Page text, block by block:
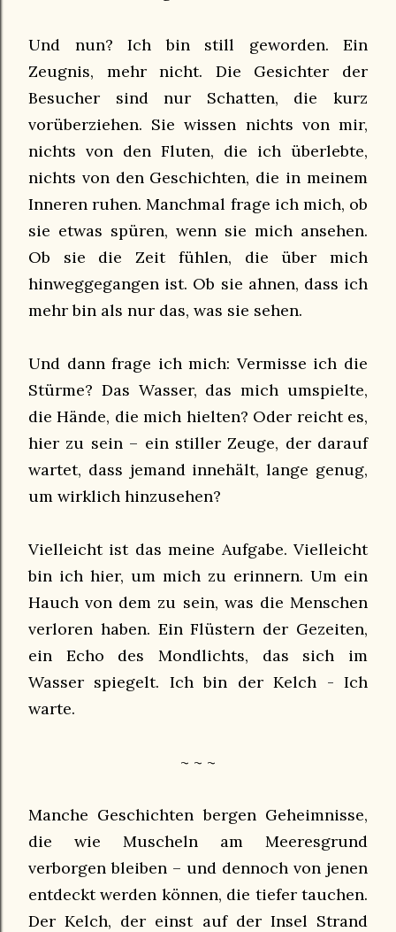
Und nun? Ich bin still geworden. Ein
Zeugnis, mehr nicht. Die Gesichter der
Besucher sind nur Schatten, die kurz
vorüberziehen. Sie wissen nichts von mir,
nichts von den Fluten, die ich überlebte,
nichts von den Geschichten, die in meinem
Inneren ruhen. Manchmal frage ich mich, ob
sie etwas spüren, wenn sie mich ansehen.
Ob sie die Zeit fühlen, die über mich
hinweggegangen ist. Ob sie ahnen, dass ich
mehr bin als nur das, was sie sehen.
Und dann frage ich mich: Vermisse ich die
Stürme? Das Wasser, das mich umspielte,
die Hände, die mich hielten? Oder reicht es,
hier zu sein – ein stiller Zeuge, der darauf
wartet, dass jemand innehält, lange genug,
um wirklich hinzusehen?
Vielleicht ist das meine Aufgabe. Vielleicht
bin ich hier, um mich zu erinnern. Um ein
Hauch von dem zu sein, was die Menschen
verloren haben. Ein Flüstern der Gezeiten,
ein Echo des Mondlichts, das sich im
Wasser spiegelt. Ich bin der Kelch - Ich
warte.
~ ~ ~
Manche Geschichten bergen Geheimnisse,
die wie Muscheln am Meeresgrund
verborgen bleiben – und dennoch von jenen
entdeckt werden können, die tiefer tauchen.
Der Kelch, der einst auf der Insel Strand